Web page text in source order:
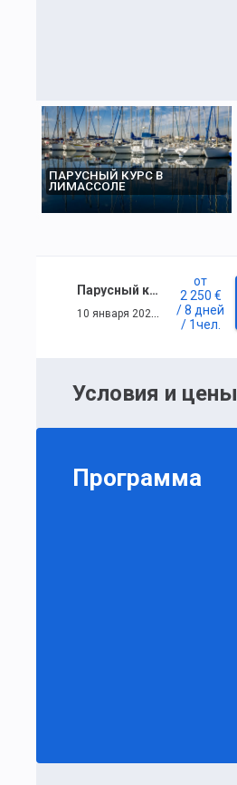
ПАРУСНЫЙ КУРС В
ЛИМАССОЛЕ
Парусный курс в Лимассоле
10 января 2026 г. — 17 января 2026 г.
от
2 250 €
/ 8 дней
/ 1чел.
Условия и цены
Программа